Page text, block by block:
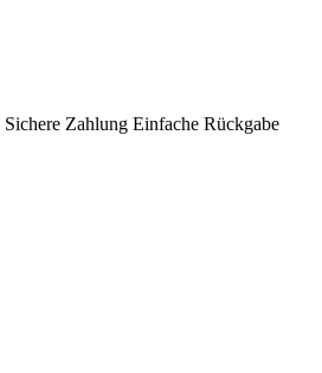
Sichere Zahlung Einfache Rückgabe